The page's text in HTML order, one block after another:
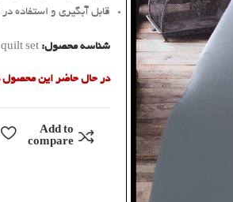
قابل آبگیری و استفاده
شناسه محصول: set
در حال حاضر این محصول
Add to
compare